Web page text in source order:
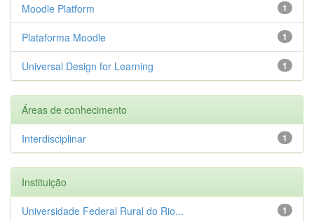
1
Moodle Platform
1
Plataforma Moodle
1
Universal Design for Learning
Áreas de conhecimento
1
Interdisciplinar
Instituição
1
Universidade Federal Rural do Rio...